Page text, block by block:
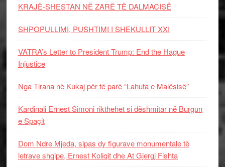
KRAJË-SHESTAN NË ZARË TË DALMACISË
SHPOPULLIMI, PUSHTIMI I SHEKULLIT XXI
VATRA’s Letter to President Trump: End the Hague
Injustice
Nga Tirana në Kukaj për të parë “Lahuta e Malësisë”
Kardinali Ernest Simoni rikthehet si dëshmitar në Burgun
e Spaçit
Dom Ndre Mjeda, sipas dy figurave monumentale të
letrave shqipe, Ernest Koliqit dhe At Gjergj Fishta